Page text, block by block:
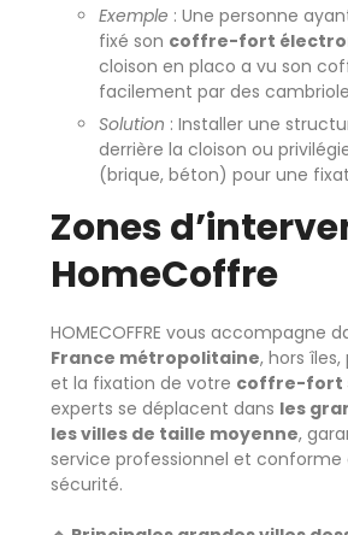
Exemple : Une personne
fixé son coffre-fort
cloison en placo a vu son
facilement par des
Solution : Installer une
derrière la cloison ou
(brique, béton) pour une
Zones
HomeCoffre
HOMECOFFRE vous accompagne
France métropolitaine, hors îles,
et la fixation de votre coffre-fort
experts se déplacent dans les
les villes de taille moyenne,
service professionnel et conforme
sécurité.